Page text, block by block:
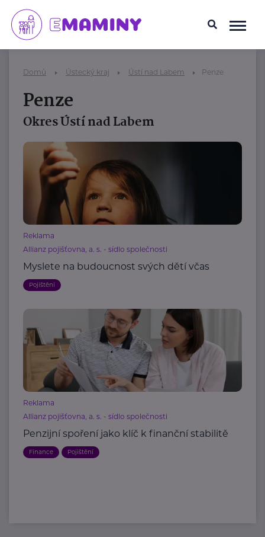
Domů Ústecký kraj Ústí nad Labem Penze
Penze
Okres Ústí nad Labem
Reklama
Allianz pojišťovna, a. s. - sídlo společnosti
Myslete na budoucnost svých dětí včas
Pojištění
Reklama
Allianz pojišťovna, a. s. - sídlo společnosti
Penzijní spoření jako klíč k finanční stabilitě
Finance Pojištění